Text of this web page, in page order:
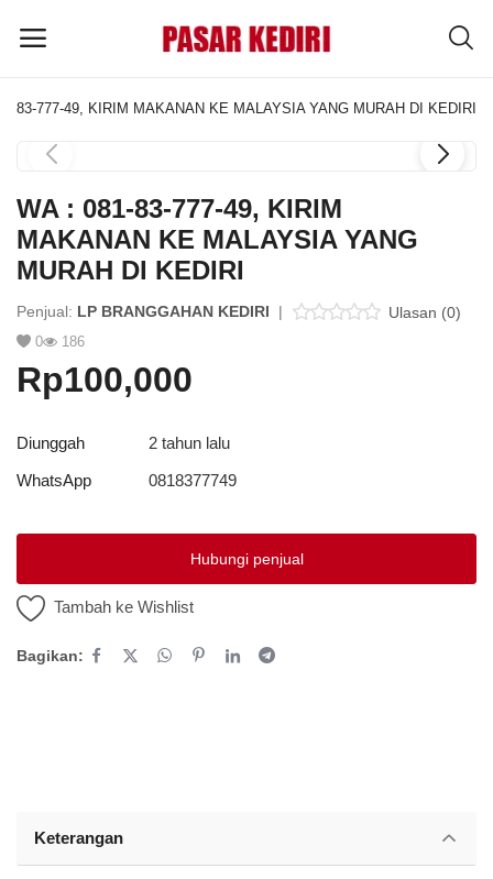
MENU UTAMA
Kategori
Home
Wishlist
Blog
Tentang Kami
Hubungi Kami
83-777-49, KIRIM MAKANAN KE MALAYSIA YANG MURAH DI KEDIRI
WA : 081-83-777-49, KIRIM
MAKANAN KE MALAYSIA YANG
MURAH DI KEDIRI
Penjual: LP BRANGGAHAN KEDIRI | Ulasan (0)
0 186
Rp100,000
Diunggah
2 tahun lalu
WhatsApp
0818377749
Hubungi penjual
Tambah ke Wishlist
Bagikan:
Keterangan